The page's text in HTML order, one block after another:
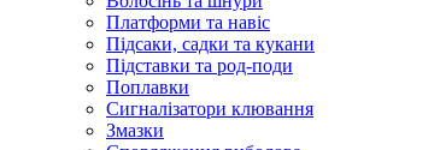
Платформи та навіс
Підсаки, садки та кукани
Підставки та род-поди
Поплавки
Сигналізатори клювання
Змазки